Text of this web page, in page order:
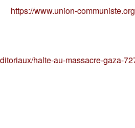
https://www.union-
halte-au-massacre-gaza-